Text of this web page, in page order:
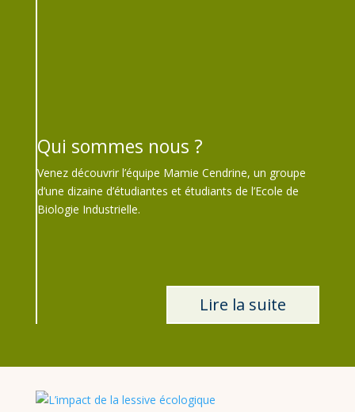
Qui sommes nous ?
Venez découvrir l’équipe Mamie Cendrine, un groupe
d’une dizaine d’étudiantes et étudiants de l’Ecole de
Biologie Industrielle.
Lire la suite